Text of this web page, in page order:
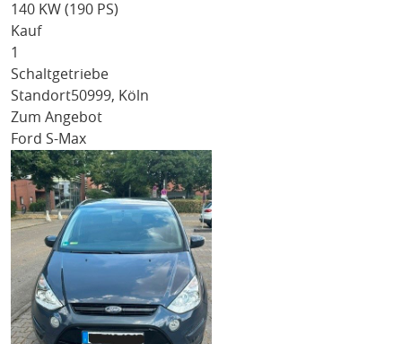
140 KW (190 PS)
Kauf
1
Schaltgetriebe
Standort50999, Köln
Zum Angebot
Ford S-Max